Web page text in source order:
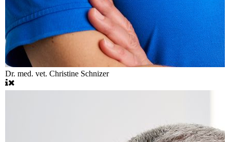
Dr. med. vet. Christine Schnizer